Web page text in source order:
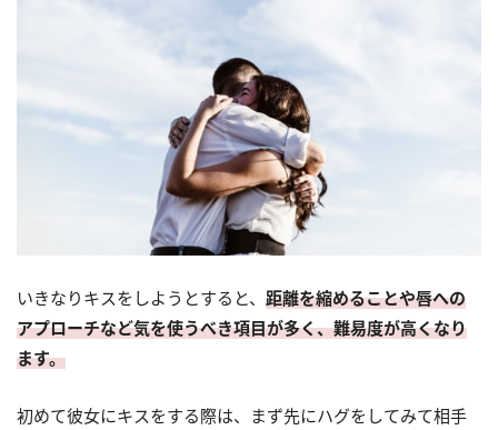
いきなりキスをしようとすると、 距離を縮めることや唇への
アプローチなど気を使うべき項目が多く、難易度が高くなり
ます。
初めて彼女にキスをする際は、まず先にハグをしてみて相手